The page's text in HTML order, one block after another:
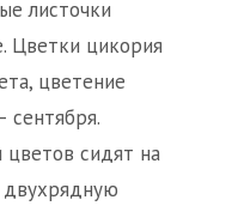
листочки
Цветки цикория
цветение
сидят на